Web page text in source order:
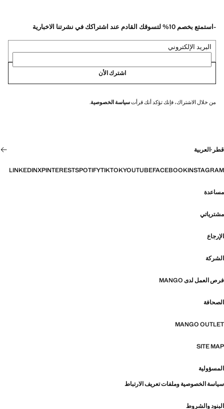
-استمتع بخصم 10% لتسوقك القادم عند اشتراكك في نشرتنا الاخبارية
البريد الإلكتروني
اشترك الأن
من خلال الاشتراك، فإنك تؤكد أنك قرأتسياسة الخصوصية.
قطر ·العربية
INSTAGRAM
FACEBOOK
YOUTUBE
TIKTOK
SPOTIFY
PINTEREST
X
LINKEDIN
مساعدة
مشترياتي
الإرجاع
الشركة
فرص العمل لدى MANGO
الصحافة
MANGO OUTLET
SITE MAP
المسؤولية
سياسة الخصوصية وملفات تعريف الارتباط
البنود والشروط